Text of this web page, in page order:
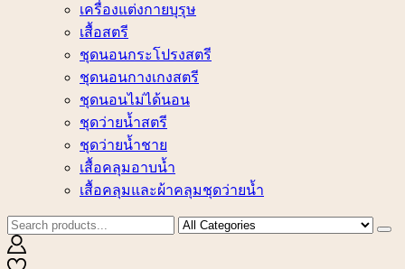
เครื่องแต่งกายบุรุษ
เสื้อสตรี
ชุดนอนกระโปรงสตรี
ชุดนอนกางเกงสตรี
ชุดนอนไม่ได้นอน
ชุดว่ายน้ำสตรี
ชุดว่ายน้ำชาย
เสื้อคลุมอาบน้ำ
เสื้อคลุมและผ้าคลุมชุดว่ายน้ำ